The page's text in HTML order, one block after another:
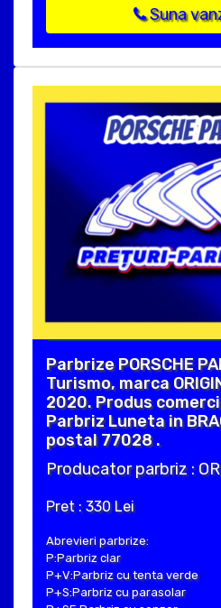
Suna
Parbrize PORSCHE
Turismo, marca
2020. Produs
Parbriz Luneta in
postal 77028 .
Producator parbriz :
Pret : 330 Lei
Abrevieri parbrize:
P:Parbriz clar
P+V:Parbriz cu tenta verde
P+S:Parbriz cu parasolar